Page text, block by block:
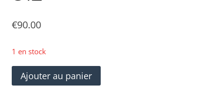
€90.00
1 en stock
quantité
Ajouter au panier